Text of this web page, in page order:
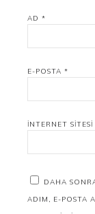
AD *
E-POSTA *
İNTERNET SITESI
DAHA
ADIM, E-POSTA